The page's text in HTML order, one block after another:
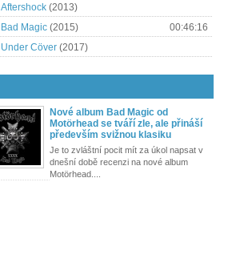
Aftershock (2013)
Bad Magic (2015)
00:46:16
Under Cöver (2017)
Nové album Bad Magic od
Motörhead se tváří zle, ale přináší
především svižnou klasiku
Je to zvláštní pocit mít za úkol napsat v
dnešní době recenzi na nové album
Motörhead....